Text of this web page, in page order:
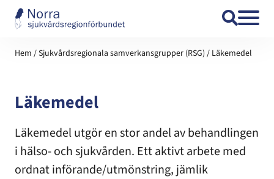
Hem /Sjukvårdsregionala samverkansgrupper (RSG) / Läkemedel
Läkemedel
Läkemedel utgör en stor andel av behandlingen
i hälso- och sjukvården. Ett aktivt arbete med
ordnat införande/utmönstring, jämlik